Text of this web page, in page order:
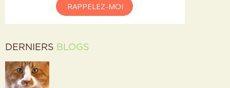
RAPPELEZ-MOI
DERNIERS BLOGS